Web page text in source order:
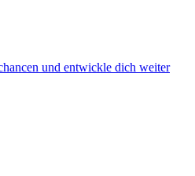
und entwickle dich weiter